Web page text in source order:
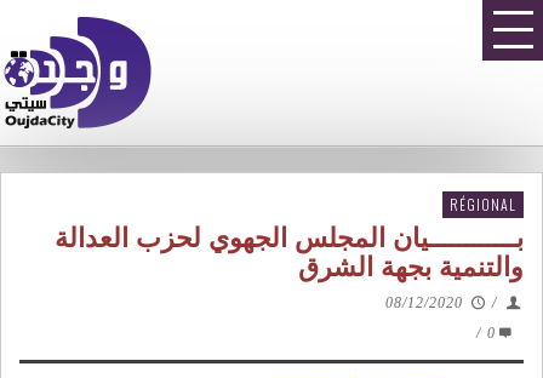
RÉGIONAL
بــــــــــــيان المجلس الجهوي لحزب العدالة
والتنمية بجهة الشرق
/
08/12/2020
0
/